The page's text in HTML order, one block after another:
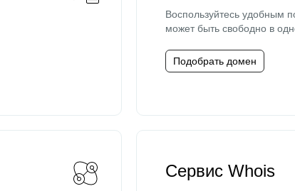
Воспользуйтесь удобным
может быть свободно в
Подобрать домен
Сервис Whois